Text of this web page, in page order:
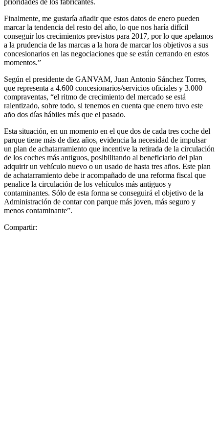
Finalmente, me gustaría añadir que estos datos de enero pueden
marcar la tendencia del resto del año, lo que nos haría difícil
conseguir los crecimientos previstos para 2017, por lo que apelamos
a la prudencia de las marcas a la hora de marcar los objetivos a sus
concesionarios en las negociaciones que se están cerrando en estos
momentos.”
Según el presidente de GANVAM, Juan Antonio Sánchez Torres,
que representa a 4.600 concesionarios/servicios oficiales y 3.000
compraventas, “el ritmo de crecimiento del mercado se está
ralentizado, sobre todo, si tenemos en cuenta que enero tuvo este
año dos días hábiles más que el pasado.
Esta situación, en un momento en el que dos de cada tres coche del
parque tiene más de diez años, evidencia la necesidad de impulsar
un plan de achatarramiento que incentive la retirada de la circulación
de los coches más antiguos, posibilitando al beneficiario del plan
adquirir un vehículo nuevo o un usado de hasta tres años. Este plan
de achatarramiento debe ir acompañado de una reforma fiscal que
penalice la circulación de los vehículos más antiguos y
contaminantes. Sólo de esta forma se conseguirá el objetivo de la
Administración de contar con parque más joven, más seguro y
menos contaminante”.
Compartir: